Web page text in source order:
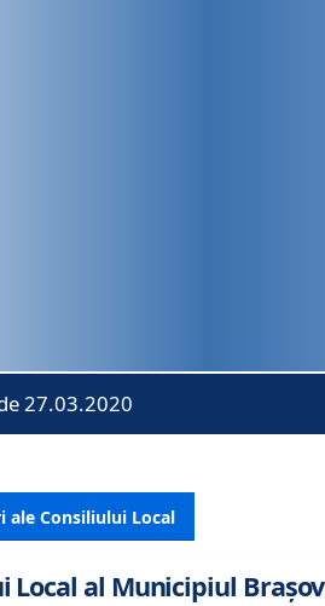
27.03.2020
ale Consiliului Local
al Municipiul Brașov